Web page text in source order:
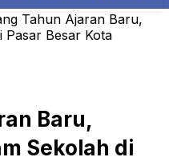
Tahun Ajaran Baru,
Pasar Besar Kota
Baru,
Sekolah di